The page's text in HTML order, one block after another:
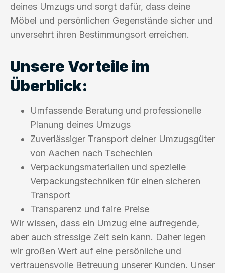
deines Umzugs und sorgt dafür, dass deine
Möbel und persönlichen Gegenstände sicher und
unversehrt ihren Bestimmungsort erreichen.
Unsere Vorteile im
Überblick:
Umfassende Beratung und professionelle
Planung deines Umzugs
Zuverlässiger Transport deiner Umzugsgüter
von Aachen nach Tschechien
Verpackungsmaterialien und spezielle
Verpackungstechniken für einen sicheren
Transport
Transparenz und faire Preise
Wir wissen, dass ein Umzug eine aufregende,
aber auch stressige Zeit sein kann. Daher legen
wir großen Wert auf eine persönliche und
vertrauensvolle Betreuung unserer Kunden. Unser